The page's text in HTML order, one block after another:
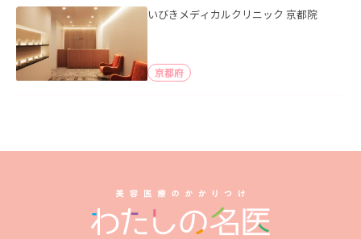
いびきメディカルクリニック 京都院
京都府